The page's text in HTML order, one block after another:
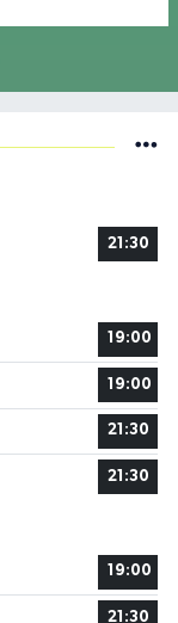
21:30
19:00
19:00
21:30
21:30
19:00
21:30